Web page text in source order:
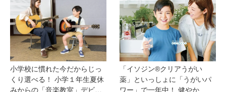
小学校に慣れた今だからじっ
くり選べる！ 小学１年生夏休
みからの「音楽教室」デビ
「イソジン®クリアうがい
薬」といっしょに「うがいパ
ワー」で一年中！ 健やか